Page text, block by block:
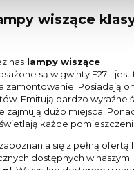
wiszące
nas lampy wiszące
są w gwinty E27 -
zamontowanie. Posiadają
Emitują bardzo wyraźne
zajmują dużo miejsca.
każde
się z pełną ofertą
dostępnych w naszym